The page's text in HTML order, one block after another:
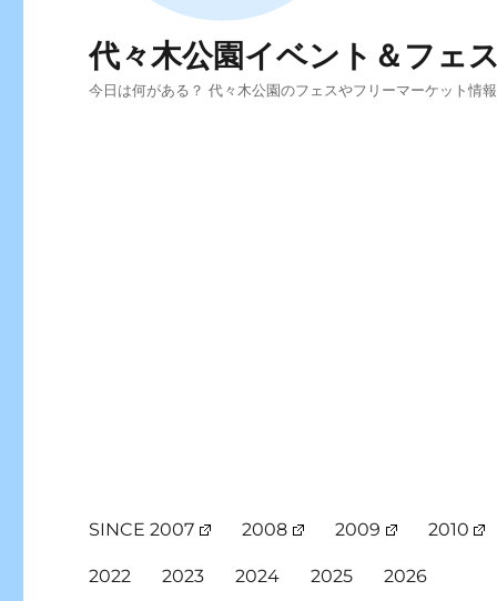
代々木公園イベント＆フェ
今日は何がある？ 代々木公園のフェスやフリーマーケット情
SINCE 2007 2008 2009 2010
2022 2023 2024 2025 2026